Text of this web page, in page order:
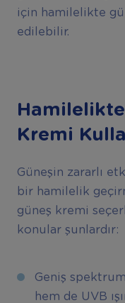
için hamilelikte
edilebilir.
Kremi
Güneşin zararlı
bir hamilelik
güneş kremi
konular şunlardır:
Geniş
hem de UVB